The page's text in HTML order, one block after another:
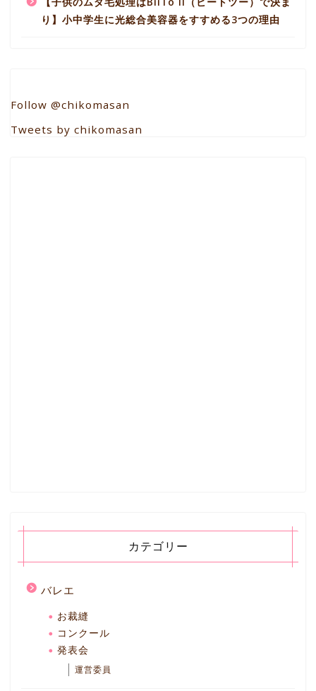
り】小中学生に光総合美容器をすすめる3つの理由
Follow @chikomasan
Tweets by chikomasan
カテゴリー
バレエ
お裁縫
コンクール
発表会
運営委員